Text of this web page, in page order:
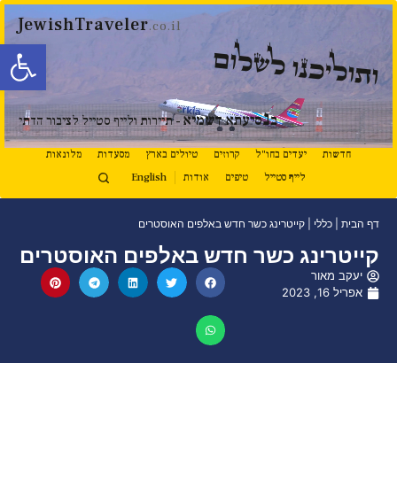
פתח
JewishTraveler.co.il
ותוליכנו לשלום
בנסיעתא דשמיא - תיירות ולייף סטייל לציבור הדתי
חדשות יעדים בחו"ל קרוזים טיולים בארץ מסעדות
מלונאות
לייף סטייל
טיפים אודות English
דף הבית כללי קייטרינג כשר חדש באלפים האוסטרים
קייטרינג כשר חדש באלפים האוסטרים
יעקב מאור
אפריל 16, 2023